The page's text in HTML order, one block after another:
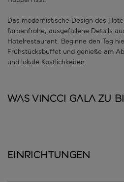
Das modernistische Design des
farbenfrohe, ausgefallene Details
Hotelrestaurant. Beginne den Tag
Frühstücksbuffet und genieße am
und lokale Köstlichkeiten.
Was Vincci Gala zu
Einrichtungen